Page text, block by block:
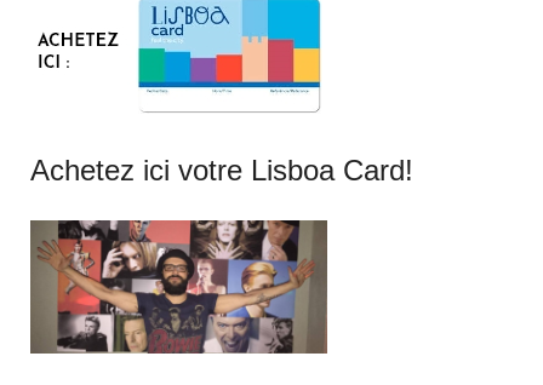
Achetez ici votre Lisboa Card!